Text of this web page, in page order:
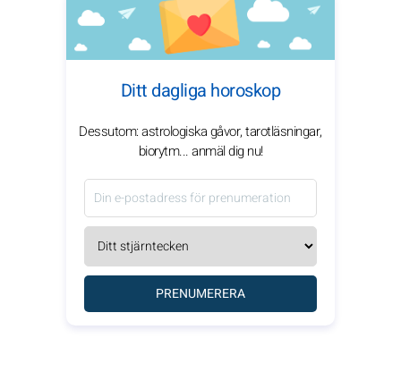
Ditt dagliga horoskop
Dessutom: astrologiska gåvor, tarotläsningar,
biorytm... anmäl dig nu!
PRENUMERERA